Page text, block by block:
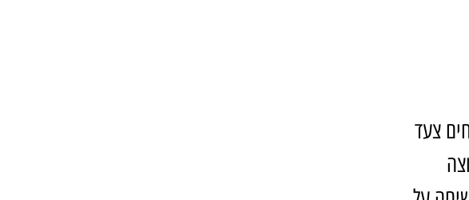
צעד